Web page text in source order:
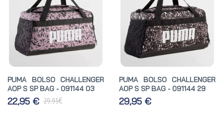
PUMA BOLSO CHALLENGER
AOP S SP BAG - 091144 03
22,95 € 29,95€
PUMA BOLSO CHALLENGER
AOP S SP BAG - 091144 29
29,95 €